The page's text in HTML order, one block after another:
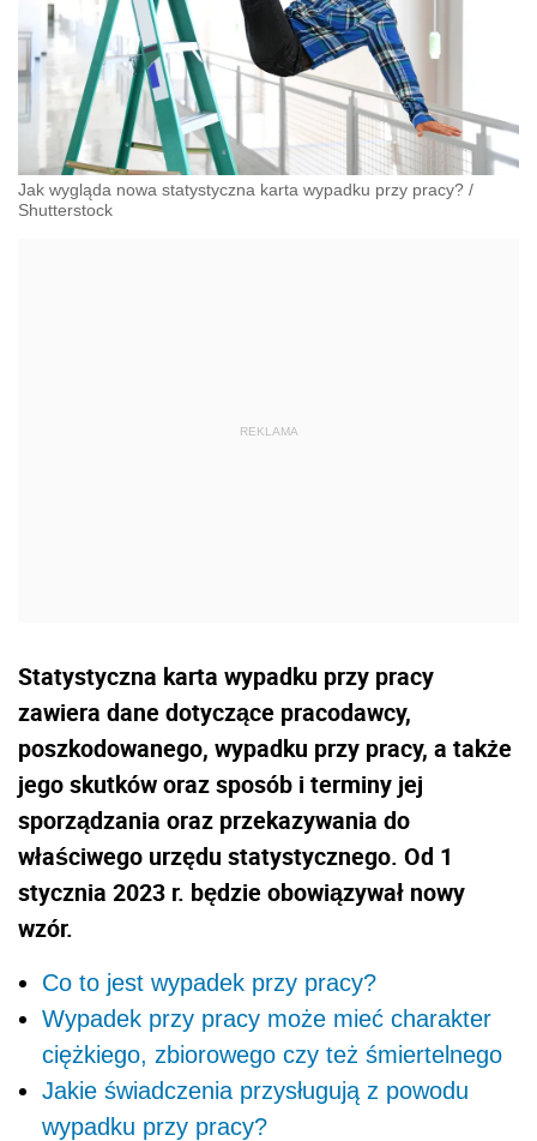
Jak wygląda nowa statystyczna karta wypadku przy pracy? /
Shutterstock
Statystyczna karta wypadku przy pracy
zawiera dane dotyczące pracodawcy,
poszkodowanego, wypadku przy pracy, a także
jego skutków oraz sposób i terminy jej
sporządzania oraz przekazywania do
właściwego urzędu statystycznego. Od 1
stycznia 2023 r. będzie obowiązywał nowy
wzór.
Co to jest wypadek przy pracy?
Wypadek przy pracy może mieć charakter
ciężkiego, zbiorowego czy też śmiertelnego
Jakie świadczenia przysługują z powodu
wypadku przy pracy?